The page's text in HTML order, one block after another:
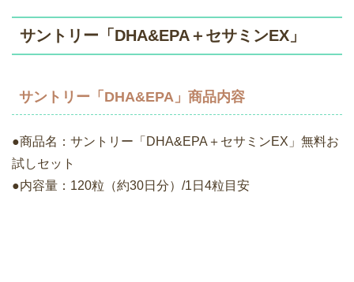
サントリー「DHA&EPA＋セサミンEX」
サントリー「DHA&EPA」商品内容
●商品名：サントリー「DHA&EPA＋セサミンEX」無料お
試しセット
●内容量：120粒（約30日分）/1日4粒目安